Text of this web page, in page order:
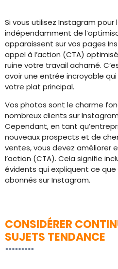
Si vous utilisez Instagram pour
indépendamment de
apparaissent sur vos pages
appel à l’action (CTA)
ruine votre travail acharné.
avoir une entrée incroyable qui
votre plat principal.
Vos photos sont le charme
nombreux clients sur
Cependant, en tant
nouveaux prospects et de
ventes, vous devez améliorer
l’action (CTA). Cela signifie
évidents qui expliquent ce
abonnés sur Instagram.
CONSIDÉRER
SUJETS TENDANCE